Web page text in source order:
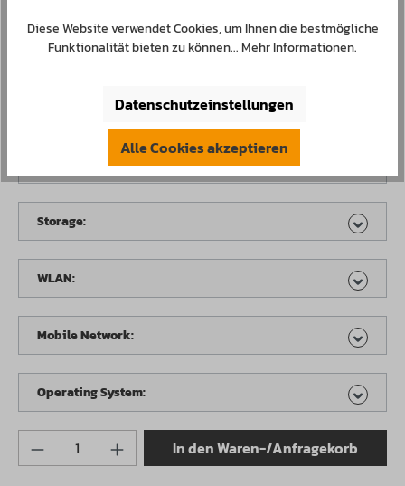
WLAN:
---
Mobile Network:---
Storage:
WLAN:
Mobile Network:
Operating System:
Produkt Anzahl: Gib den gewünschten
In den Waren-/Anfragekorb
Diese Website verwendet Cookies, um Ihnen die bestmögliche
Funktionalität bieten zu können...Mehr Informationen.
Datenschutzeinstellungen
Alle Cookies akzeptieren